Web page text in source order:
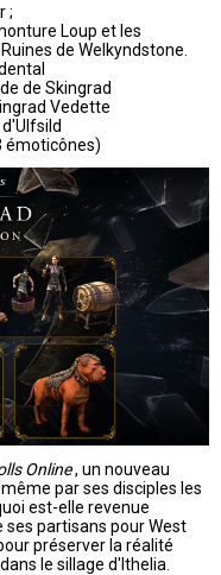
;
Loup et les
de Welkyndstone.
de Skingrad
Vedette
émoticônes)
Online, un nouveau
par ses disciples les
est-elle revenue
ses partisans pour West
préserver la réalité
le sillage d'Ithelia.